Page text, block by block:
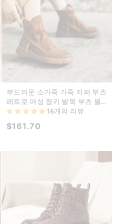
부드러운 소가죽 가죽 지퍼 부츠
레트로 여성 청키 발목 부츠 블...
16개의 리뷰
$161.70